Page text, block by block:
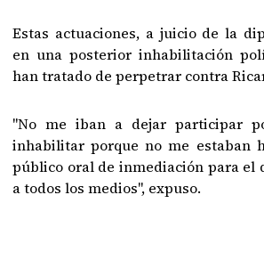
Estas actuaciones, a juicio de la
en una posterior inhabilitación
han tratado de perpetrar contra
"No me iban a dejar participar
inhabilitar porque no me estaban
público oral de inmediación para el
a todos los medios", expuso.